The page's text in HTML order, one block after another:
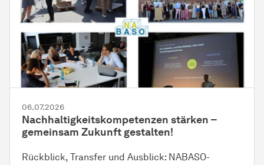
06.07.2026
Nachhaltigkeitskompetenzen stärken –
gemeinsam Zukunft gestalten!
Rückblick, Transfer und Ausblick: NABASO-